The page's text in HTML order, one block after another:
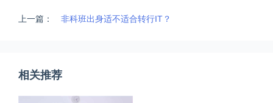
上一篇： 非科班出身适不适合转行IT？
相关推荐